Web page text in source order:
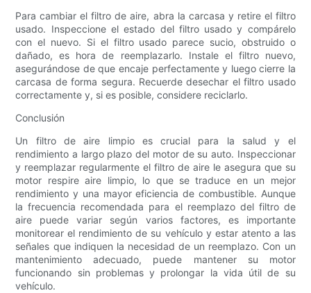
Para cambiar el filtro de aire, abra la carcasa y retire el filtro
usado. Inspeccione el estado del filtro usado y compárelo
con el nuevo. Si el filtro usado parece sucio, obstruido o
dañado, es hora de reemplazarlo. Instale el filtro nuevo,
asegurándose de que encaje perfectamente y luego cierre la
carcasa de forma segura. Recuerde desechar el filtro usado
correctamente y, si es posible, considere reciclarlo.
Conclusión
Un filtro de aire limpio es crucial para la salud y el
rendimiento a largo plazo del motor de su auto. Inspeccionar
y reemplazar regularmente el filtro de aire le asegura que su
motor respire aire limpio, lo que se traduce en un mejor
rendimiento y una mayor eficiencia de combustible. Aunque
la frecuencia recomendada para el reemplazo del filtro de
aire puede variar según varios factores, es importante
monitorear el rendimiento de su vehículo y estar atento a las
señales que indiquen la necesidad de un reemplazo. Con un
mantenimiento adecuado, puede mantener su motor
funcionando sin problemas y prolongar la vida útil de su
vehículo.